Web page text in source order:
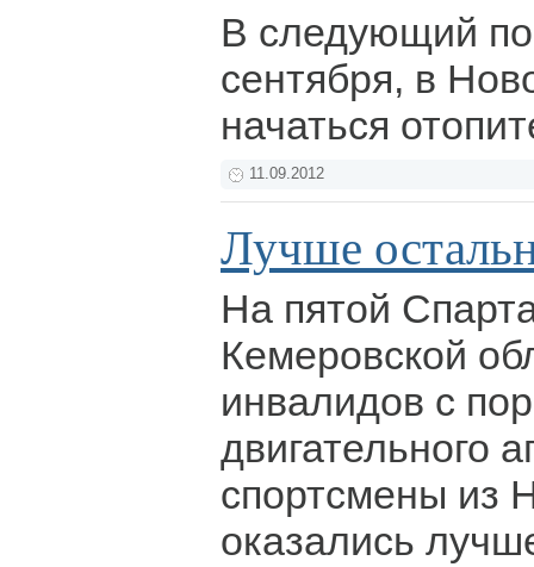
В следующий
сентября, в
начаться
11.09.2012
Лучше
На пятой
Кемеровской
инвалидов с
двигательного
спортсмены из
оказались